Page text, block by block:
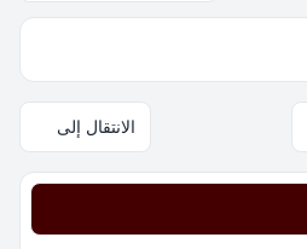
الانتقال إلى